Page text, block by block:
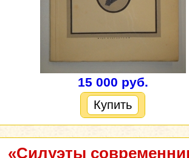
15 000 руб.
Купить
«Силуэты